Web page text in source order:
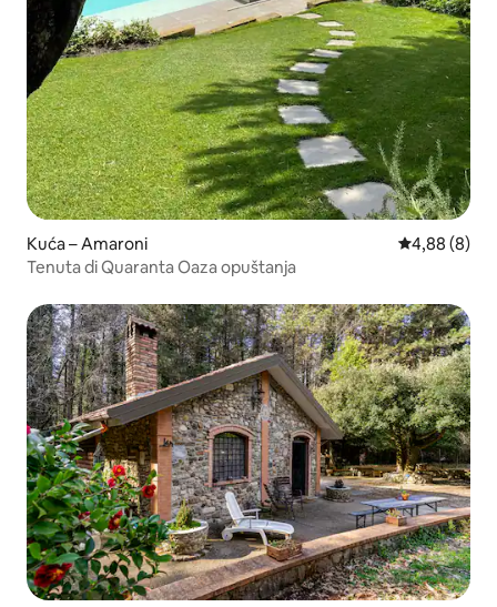
Kuća – Amaroni Prosječna
4,88 (8)
Tenuta di Quaranta Oaza opuštanja